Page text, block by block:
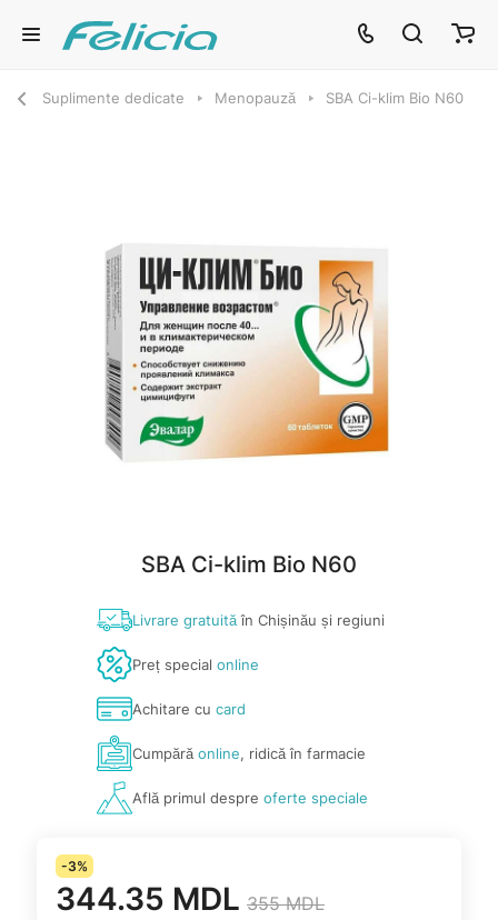
Suplimente dedicate Menopauză SBA Ci-klim Bio N60
SBA Ci-klim Bio N60
Livrare gratuităîn Chișinău și regiuni
Preț special online
Achitare cu card
Cumpărăonline, ridică în farmacie
Află primul despre oferte speciale
-3%
344.35 MDL 355 MDL